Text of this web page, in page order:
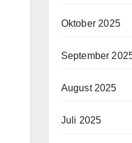
Oktober 2025
September
August 2025
Juli 2025